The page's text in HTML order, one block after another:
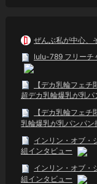
ぜんぶ私が中心、
lulu-789 フリーチ
【デカ乳輪フェ
超デカ乳輪爆乳が乳
【デカ乳輪フェ
乳輪爆乳が乳パンパ
インリン・オブ・
組インタビュー
インリン・オブ・
組インタビュー